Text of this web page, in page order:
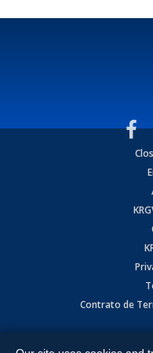
Contrato de